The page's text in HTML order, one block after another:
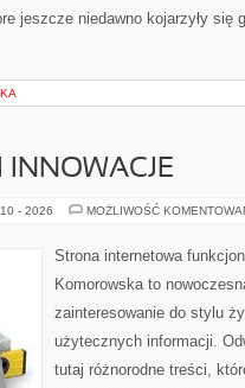
jeszcze niedawno kojarzyły się
INNOWACJE
- 2026 MOŻLIWOŚĆ
Strona internetowa
Komorowska to
zainteresowanie do stylu
użytecznych informacji.
tutaj różnorodne treści,